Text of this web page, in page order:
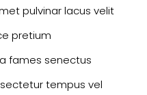
pulvinar lacus velit
pretium
fames senectus
tempus vel